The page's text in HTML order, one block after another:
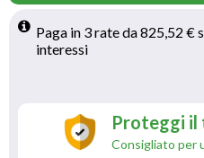
Paga in 3 rate da 825,52 €
interessi
Proteggi il
Consigliato per